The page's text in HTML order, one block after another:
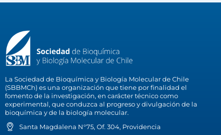
La Sociedad de Bioquímica y Biología Molecular de Chile
(SBBMCh) es una organización que tiene por finalidad el
fomento de la investigación, en carácter técnico como
experimental, que conduzca al progreso y divulgación de la
bioquímica y de la biología molecular.
Santa Magdalena N°75, Of. 304, Providencia